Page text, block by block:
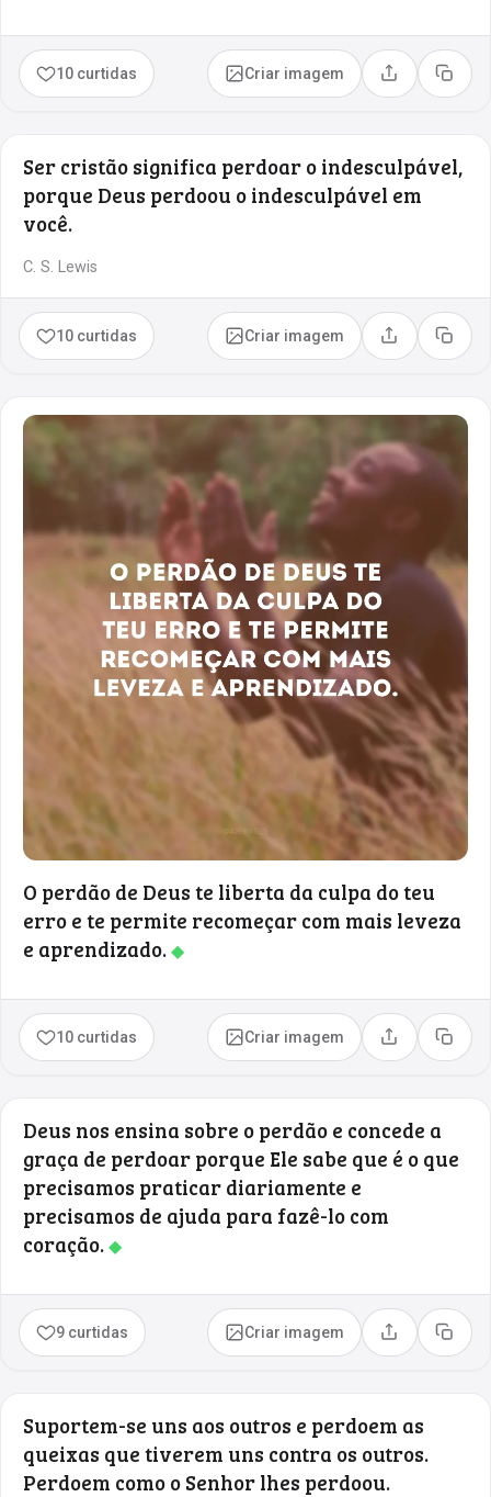
10 curtidas Criar imagem Compartilhar
Copiar
Ser cristão significa perdoar o indesculpável,
porque Deus perdoou o indesculpável em
você.
C. S. Lewis
10 curtidas Criar imagem Compartilhar
Copiar
O perdão de Deus te liberta da culpa do teu
erro e te permite recomeçar com mais leveza
e aprendizado.◆
10 curtidas Criar imagem Compartilhar
Copiar
Deus nos ensina sobre o perdão e concede a
graça de perdoar porque Ele sabe que é o que
precisamos praticar diariamente e
precisamos de ajuda para fazê-lo com
coração.◆
9 curtidas Criar imagem Compartilhar
Copiar
Suportem-se uns aos outros e perdoem as
queixas que tiverem uns contra os outros.
Perdoem como o Senhor lhes perdoou.